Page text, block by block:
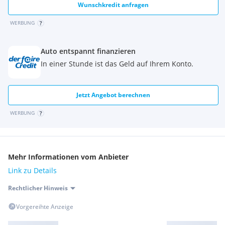
Wunschkredit anfragen
WERBUNG
Auto entspannt finanzieren
In einer Stunde ist das Geld auf Ihrem Konto.
Jetzt Angebot berechnen
WERBUNG
Mehr Informationen vom Anbieter
Link zu Details
Rechtlicher Hinweis
Vorgereihte Anzeige